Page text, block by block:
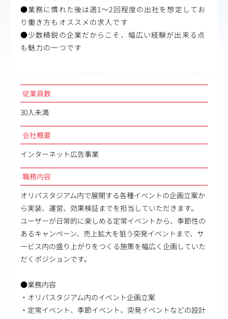
●業務に慣れた後は週1～2回程度の出社を想定してお
り働き方もオススメの求人です
●少数精鋭の企業だからこそ、幅広い経験が出来る点
も魅力の一つです
従業員数
30人未満
会社概要
インターネット広告事業
職務内容
オリパスタジアム内で展開する各種イベントの企画立案か
ら実装、運営、効果検証までを担当していただきます。
ユーザーが日常的に楽しめる定常イベントから、季節性の
あるキャンペーン、売上拡大を狙う突発イベントまで、サ
ービス内の盛り上がりをつくる施策を幅広く企画していた
だくポジションです。
●業務内容
・オリパスタジアム内のイベント企画立案
・定常イベント、季節イベント、突発イベントなどの設計